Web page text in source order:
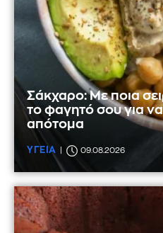
Σάκχαρο: Με ποια
το φαγητό σου για
απότομα
ΥΓΕΙΑ 09.08.2026